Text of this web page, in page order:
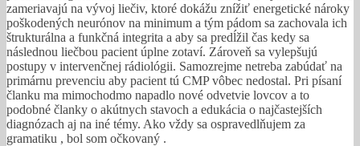
zameriavajú na vývoj liečiv, ktoré dokážu znížiť energetické nároky
poškodených neurónov na minimum a tým pádom sa zachovala ich
štrukturálna a funkčná integrita a aby sa predĺžil čas kedy sa
následnou liečbou pacient úplne zotaví. Zároveň sa vylepšujú
postupy v intervenčnej rádiológii. Samozrejme netreba zabúdať na
primárnu prevenciu aby pacient tú CMP vôbec nedostal. Pri písaní
članku ma mimochodmo napadlo nové odvetvie lovcov a to
podobné članky o akútnych stavoch a edukácia o najčastejších
diagnózach aj na iné témy. Ako vždy sa ospravedlňujem za
gramatiku , bol som očkovaný .